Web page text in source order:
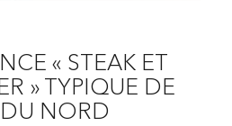
« STEAK ET
» TYPIQUE DE
NORD